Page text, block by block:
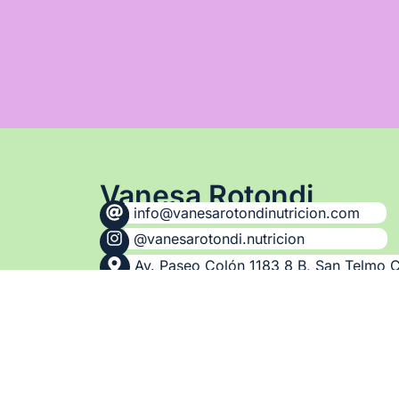
Vanesa Rotondi
info@vanesarotondinutricion.com
@vanesarotondi.nutricion
Av. Paseo Colón 1183 8 B, San Telmo